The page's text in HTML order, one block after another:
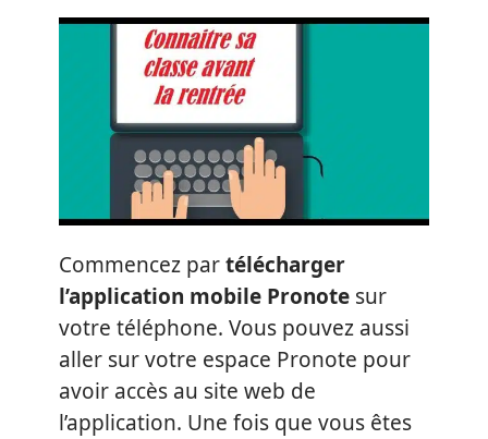
Commencez partélécharger
l’application mobile Pronote sur
votre téléphone. Vous pouvez aussi
aller sur votre espace Pronote pour
avoir accès au site web de
l’application. Une fois que vous êtes